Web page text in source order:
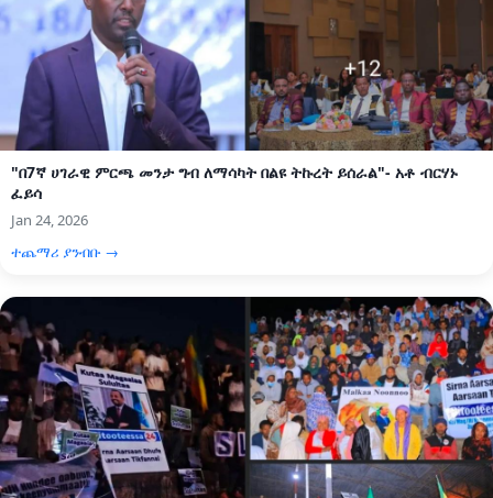
"በ7ኛ ሀገራዊ ምርጫ መንታ ግብ ለማሳካት በልዩ ትኩረት ይሰራል"- አቶ ብርሃኑ
ፈይሳ
Jan 24, 2026
ተጨማሪ ያንብቡ →